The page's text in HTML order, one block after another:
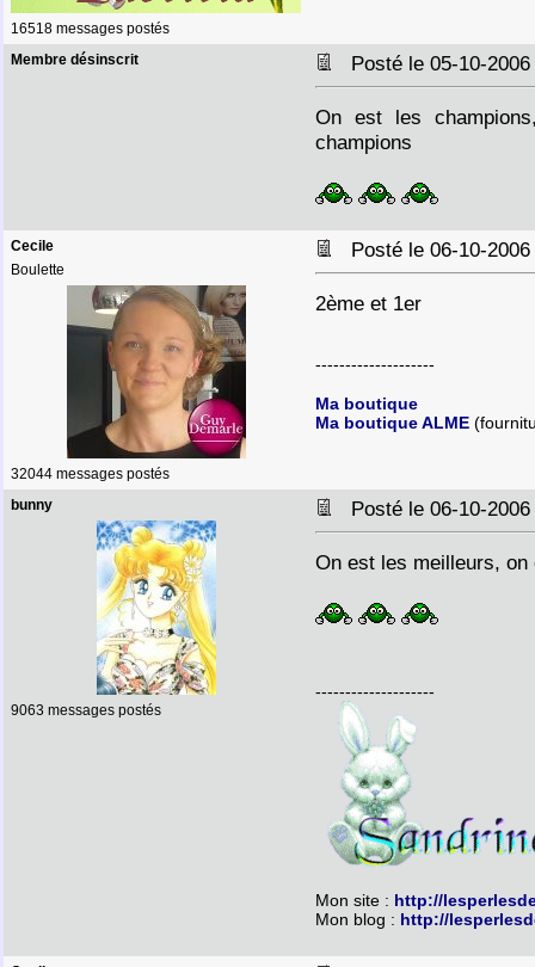
16518 messages postés
Membre désinscrit Posté le 05-10-
On est les
champions
Cecile
Boulette
32044 messages postés
Posté le 06-10-
2ème et 1er
--------------------
Ma boutique
Ma boutique ALME
bunny
9063 messages postés
Posté le 06-10-
On est les meilleurs,
--------------------
Mon site : http://
Mon blog : http://